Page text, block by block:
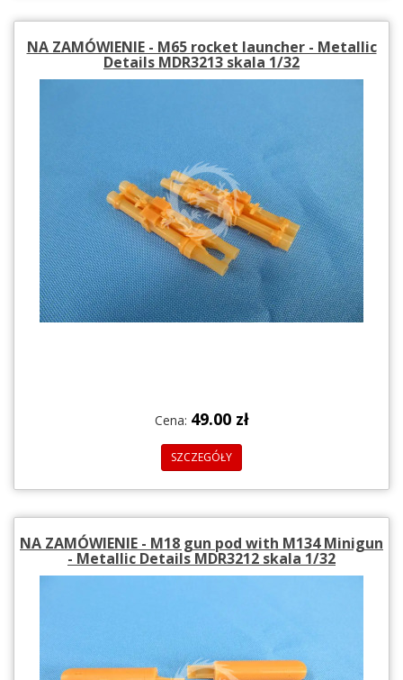
NA ZAMÓWIENIE - M65 rocket launcher - Metallic
Details MDR3213 skala 1/32
Cena: 49.00 zł
SZCZEGÓŁY
NA ZAMÓWIENIE - M18 gun pod with M134 Minigun
- Metallic Details MDR3212 skala 1/32